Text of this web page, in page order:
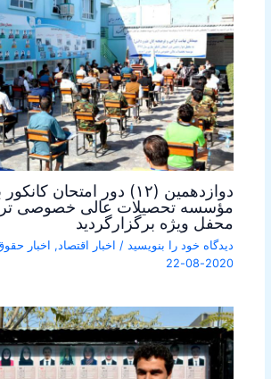
دوازدهمین (۱۲) دور امتحان
مؤسسه تحصیلات عالی خصوصی
محفل ویژه برگزارگردید
دیدگاه‌ خود را بنویسید / اخبار اقتصاد , اخبار
2020-08-22